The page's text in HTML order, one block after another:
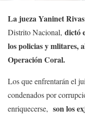
La jueza Yaninet Rivas
Distrito Nacional, dictó
los policias y mlitares,
Operación Coral.
Los que enfrentarán el
condenados por
enriquecerse, son los